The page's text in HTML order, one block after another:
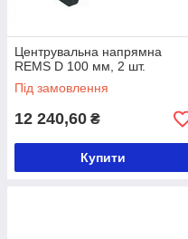
Центрувальна напрямна
REMS D 100 мм, 2 шт.
Під замовлення
12 240,60 ₴
Купити